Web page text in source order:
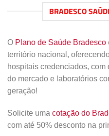
BRADESCO
O Plano de Saúde Bradesco
território nacional,
hospitais credenciados,
do mercado e laboratórios
geração!
Solicite uma cotação do
com até 50% desconto na